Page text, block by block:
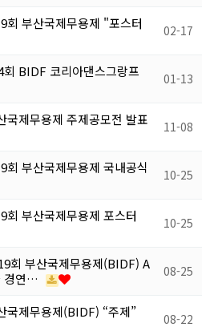
부산국제무용제 "포스터
02-17
BIDF 코리아댄스그랑프
01-13
제무용제 주제공모전 발표 11-08
부산국제무용제 국내공식
10-25
부산국제무용제 포스터
10-25
회 부산국제무용제(BIDF) A
경연…
08-25
국제무용제(BIDF) “주제”
08-22